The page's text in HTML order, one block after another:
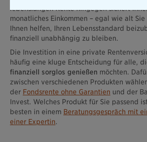
lebenslangen Rente hingegen sichert
monatliches Einkommen – egal wie alt Sie
Ihnen helfen, Ihren Lebensstandard
finanziell unabhängig zu bleiben.
Die Investition in eine private
häufig eine kluge Entscheidung für alle,
finanziell sorglos genießen möchten.
zwischen verschiedenen Produkten
der Fondsrente ohne Garantien und der
Invest. Welches Produkt für Sie passend
besten in einem Beratungsgespräch mit
einer Expertin.